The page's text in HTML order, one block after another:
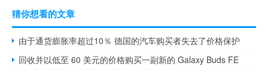
猜你想看的文章
由于通货膨胀率超过10％ 德国的汽车购买者失去了价格保护
回收并以低至 60 美元的价格购买一副新的 Galaxy Buds FE